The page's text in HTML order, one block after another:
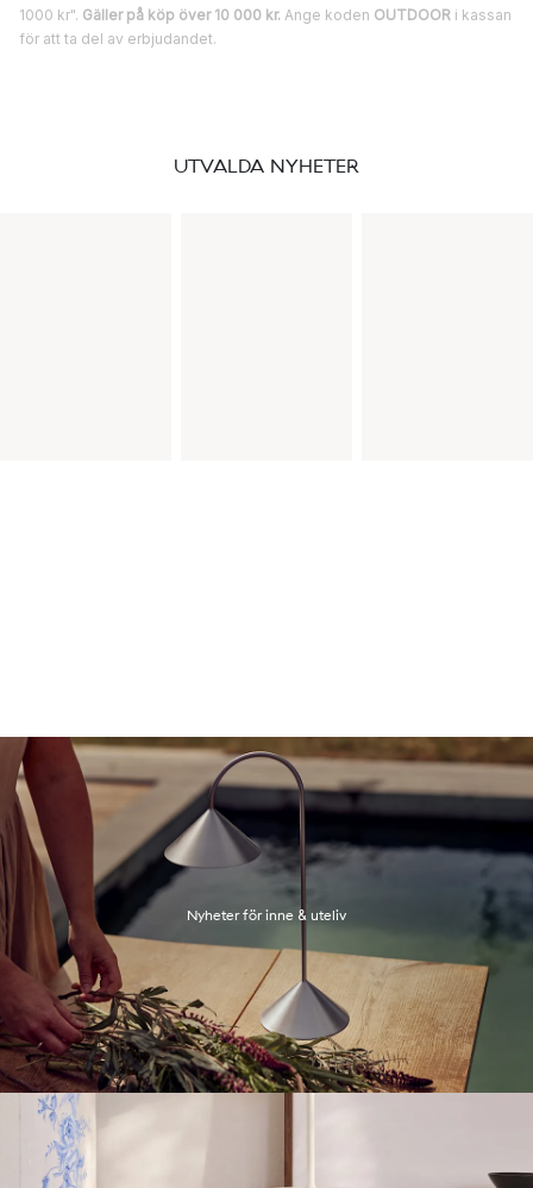
1000 kr". Gäller på köp över 10 000 kr. Ange koden OUTDOOR i kassan
för att ta del av erbjudandet.
UTVALDA NYHETER
Nyheter för inne & uteliv